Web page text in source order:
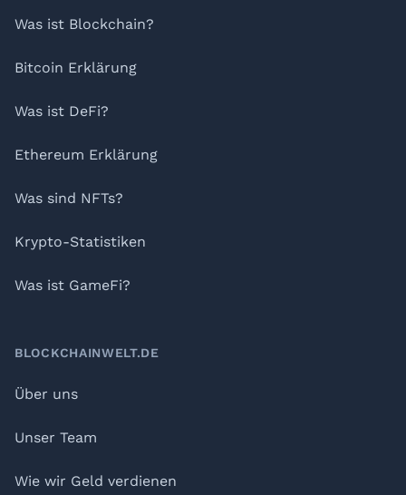
Was ist Blockchain?
Bitcoin Erklärung
Was ist DeFi?
Ethereum Erklärung
Was sind NFTs?
Krypto-Statistiken
Was ist GameFi?
BLOCKCHAINWELT.DE
Über uns
Unser Team
Wie wir Geld verdienen